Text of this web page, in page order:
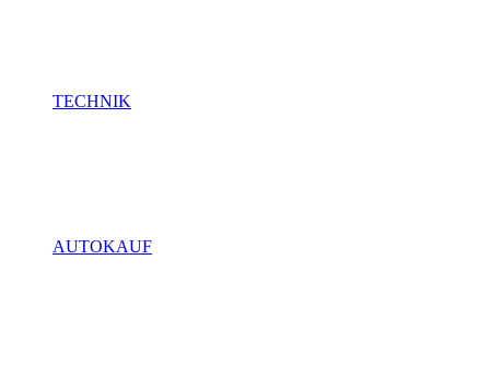
TECHNIK
AUTOKAUF